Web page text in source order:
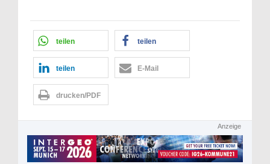
teilen teilen
teilen E-Mail
drucken/PDF
Anzeige